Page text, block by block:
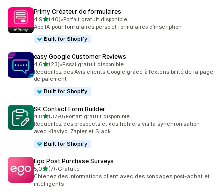
Primy Créateur de formulaires
4,9étoile(s) sur 5
(40)
40 avis au total
•Forfait gratuit disponible
App IA pour formulaires perso et formulaires d’inscription
Built for Shopify
easy Google Customer Reviews
4,6étoile(s) sur 5
(23)
23 avis au total
•Essai gratuit disponible
Recueillez des Avis clients Google grâce à l’extensibilité de la page
de paiement
Built for Shopify
SK Contact Form Builder
4,8étoile(s) sur 5
(379)
379 avis au total
•Forfait gratuit disponible
Recueillez des prospects et des fichiers via la synchronisation
avec Klaviyo, Zapier et Slack
Built for Shopify
Ego Post Purchase Surveys
5,0étoile(s) sur 5
(7)
7 avis au total
•Gratuite
Obtenez des informations client avec des sondages post-achat et
intelligents